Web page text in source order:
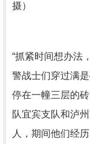
摄）
“抓紧时间想办法
警战士们穿过满
停在一幢三层的
队宜宾支队和泸
人，期间他们经